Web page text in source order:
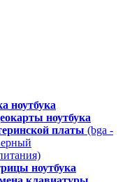
ноутбука
ноутбука
платы (bga -
ноутбука